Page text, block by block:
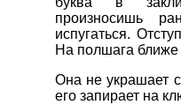
произносишь
испугаться.
На полшага
Она не украшает
его запирает на